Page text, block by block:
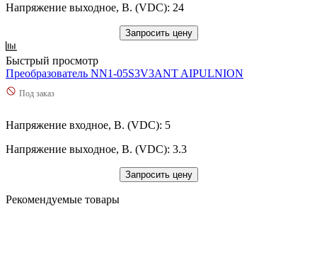
Напряжение выходное, В. (VDC): 24
Запросить цену
Быстрый просмотр
Преобразователь NN1-05S3V3ANT AIPULNION
Под заказ
Напряжение входное, В. (VDC): 5
Напряжение выходное, В. (VDC): 3.3
Запросить цену
Рекомендуемые товары